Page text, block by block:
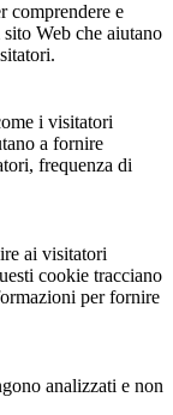
comprendere e
Web che aiutano
i visitatori
a fornire
frequenza di
ai visitatori
cookie tracciano
per fornire
analizzati e non